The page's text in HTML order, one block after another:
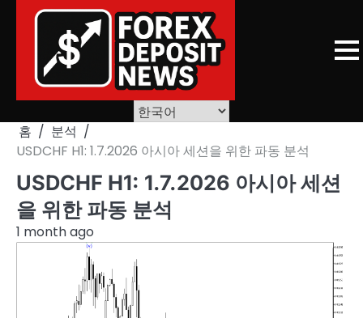
홈
분석
USDCHF H1: 1.7.2026 아시아 세션을 위한 파동 분석
USDCHF H1: 1.7.2026 아시아 세션
을 위한 파동 분석
1 month ago